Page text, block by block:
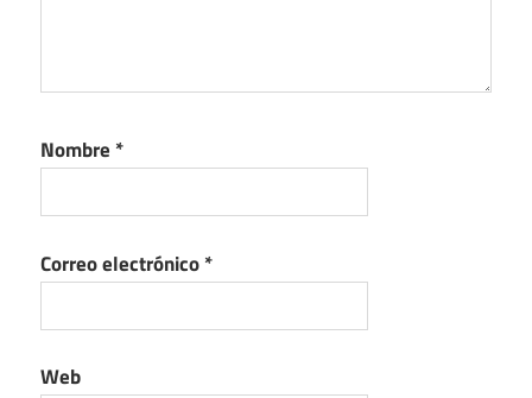
Nombre *
Correo electrónico*
Web